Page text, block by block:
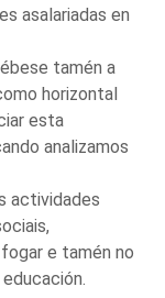
asalariadas en
tamén a
horizontal
esta
analizamos
actividades
e tamén no